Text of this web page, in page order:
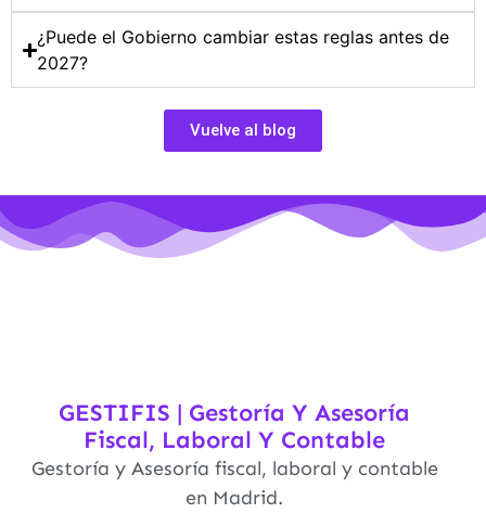
¿Puede el Gobierno cambiar estas reglas antes de
2027?
Vuelve al blog
GESTIFIS | Gestoría Y Asesoría
Fiscal, Laboral Y Contable
Gestoría y Asesoría fiscal, laboral y contable
en Madrid.